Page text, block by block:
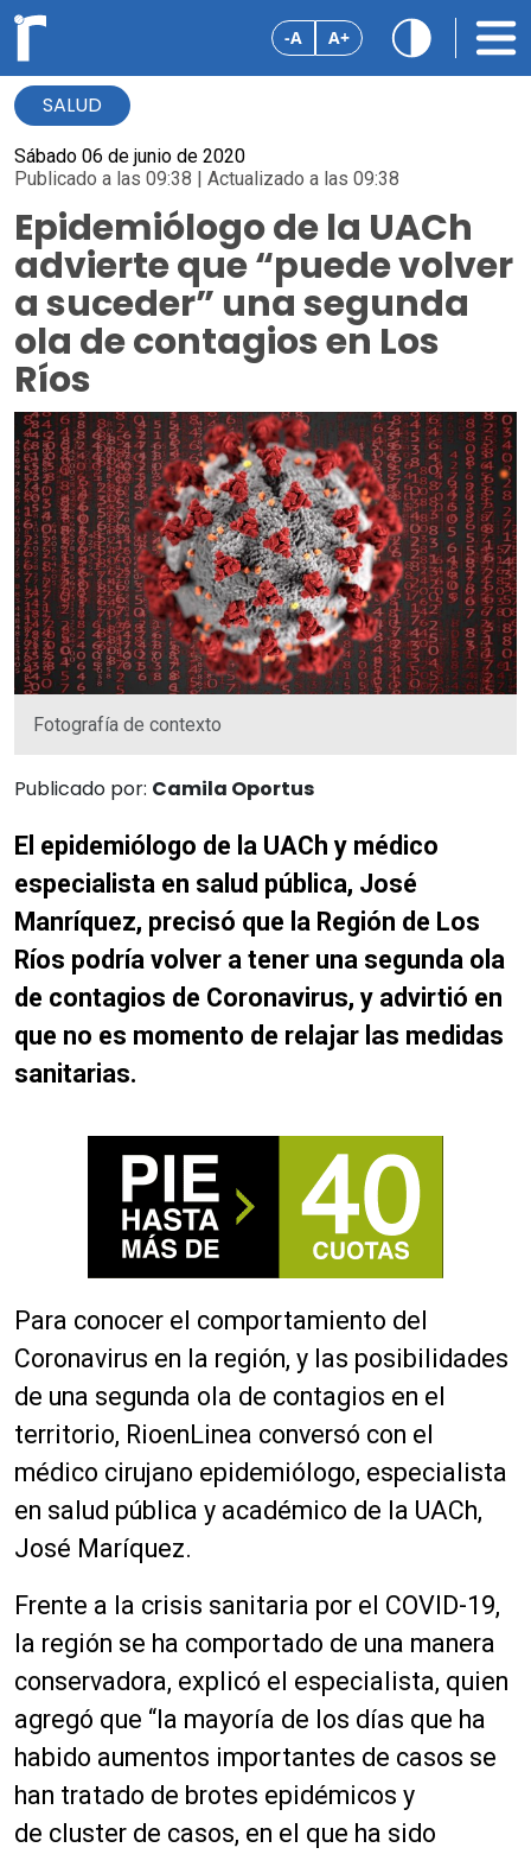
-A A+
SALUD
Sábado 06 de junio de 2020
Publicado a las 09:38 | Actualizado a las 09:38
Epidemiólogo de la UACh
advierte que “puede volver
a suceder” una segunda
ola de contagios en Los
Ríos
Fotografía de contexto
Publicado por: Camila Oportus
El epidemiólogo de la UACh y médico
especialista en salud pública, José
Manríquez, precisó que la Región de Los
Ríos podría volver a tener una segunda ola
de contagios de Coronavirus, y advirtió en
que no es momento de relajar las medidas
sanitarias.
Para conocer el comportamiento del
Coronavirus en la región, y las posibilidades
de una segunda ola de contagios en el
territorio, RioenLinea conversó con el
médico cirujano epidemiólogo, especialista
en salud pública y académico de la UACh,
José Maríquez.
Frente a la crisis sanitaria por el COVID-19,
la región se ha comportado de una manera
conservadora, explicó el especialista, quien
agregó que “la mayoría de los días que ha
habido aumentos importantes de casos se
han tratado de brotes epidémicos y
de cluster de casos, en el que ha sido